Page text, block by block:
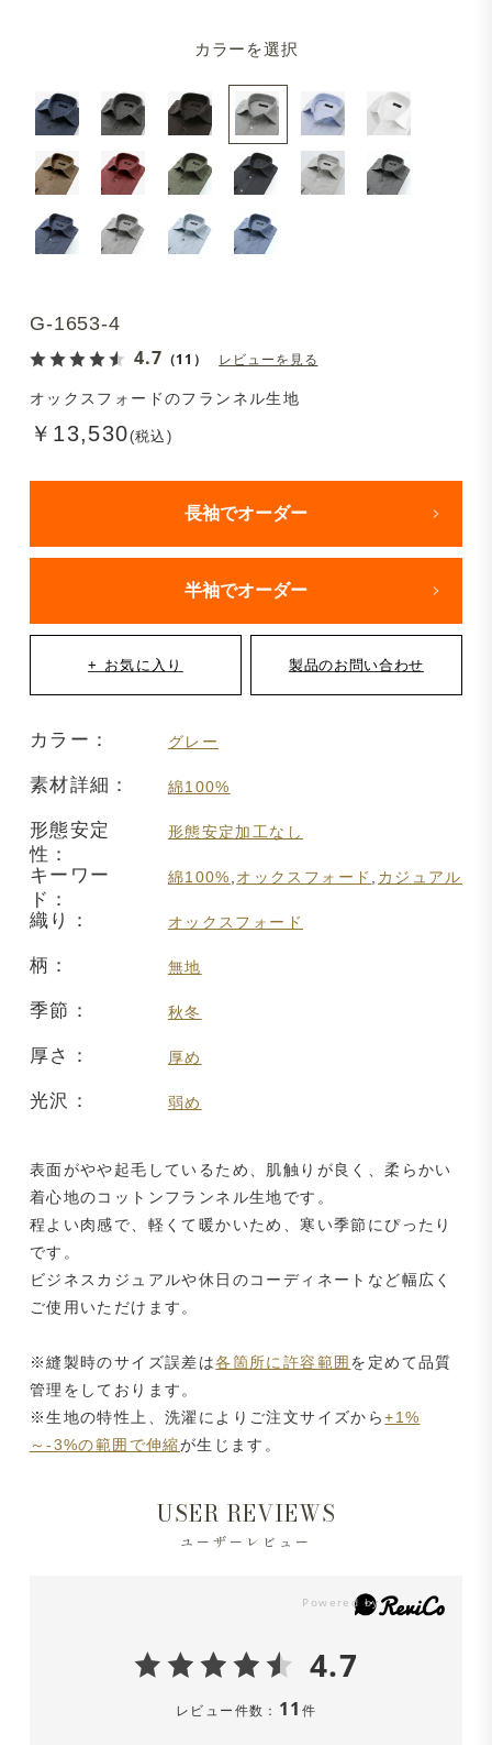
G-1653-4
4.7 （11） レビューを見る
オックスフォードのフランネル生地
￥13,530(税込)
カラーを選択
長袖でオーダー
半袖でオーダー
カラー： グレー
素材詳細： 綿100%
形態安定
性：
形態安定加工なし
キーワー
ド：
綿100% オックスフォード カジュアル
織り： オックスフォード
柄： 無地
季節： 秋冬
厚さ： 厚め
光沢： 弱め
表面がやや起毛しているため、肌触りが良く、柔らかい
着心地のコットンフランネル生地です。
程よい肉感で、軽くて暖かいため、寒い季節にぴったり
です。
ビジネスカジュアルや休日のコーディネートなど幅広く
ご使用いただけます。
※縫製時のサイズ誤差は各箇所に許容範囲を定めて品質
管理をしております。
※生地の特性上、洗濯によりご注文サイズから+1%
～-3%の範囲で伸縮が生じます。
USER REVIEWS
ユーザーレビュー
4.7
レビュー件数： 11 件